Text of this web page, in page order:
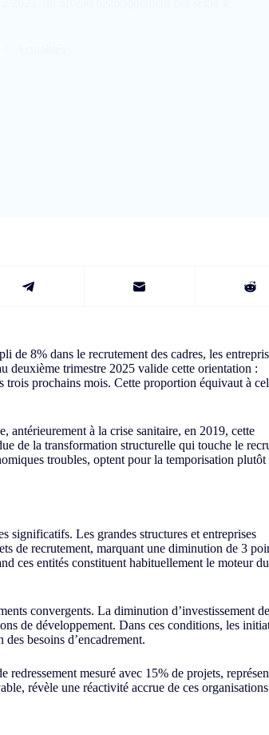
de 8% dans le recrutement des cadres, les
deuxième trimestre 2025 valide cette orientation :
trois prochains mois. Cette proportion équivaut à
antérieurement à la crise sanitaire, en 2019, cette
de la transformation structurelle qui touche le
troubles, optent pour la temporisation plutôt
significatifs. Les grandes structures et entreprises
de recrutement, marquant une diminution de 3
ces entités constituent habituellement le moteur du
convergents. La diminution d’investissement
de développement. Dans ces conditions, les
besoins d’encadrement.
mesuré avec 15% de projets,
révèle une réactivité accrue de ces